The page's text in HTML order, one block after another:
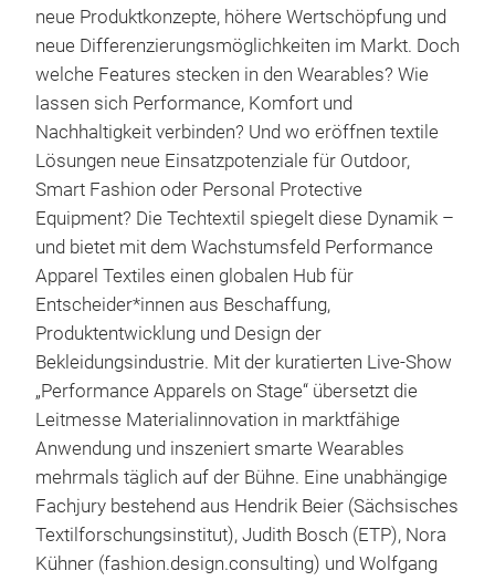
neue Produktkonzepte, höhere Wertschöpfung und
neue Differenzierungsmöglichkeiten im Markt. Doch
welche Features stecken in den Wearables? Wie
lassen sich Performance, Komfort und
Nachhaltigkeit verbinden? Und wo eröffnen textile
Lösungen neue Einsatzpotenziale für Outdoor,
Smart Fashion oder Personal Protective
Equipment? Die Techtextil spiegelt diese Dynamik –
und bietet mit dem Wachstumsfeld Performance
Apparel Textiles einen globalen Hub für
Entscheider*innen aus Beschaffung,
Produktentwicklung und Design der
Bekleidungsindustrie. Mit der kuratierten Live-Show
„Performance Apparels on Stage“ übersetzt die
Leitmesse Materialinnovation in marktfähige
Anwendung und inszeniert smarte Wearables
mehrmals täglich auf der Bühne. Eine unabhängige
Fachjury bestehend aus Hendrik Beier (Sächsisches
Textilforschungsinstitut), Judith Bosch (ETP), Nora
Kühner (fashion.design.consulting) und Wolfgang